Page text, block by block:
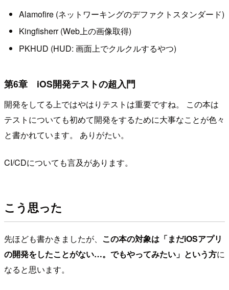
Alamofire (ネットワーキングのデファクトスタンダード)
Kingfisherr (Web上の画像取得)
PKHUD (HUD: 画面上でクルクルするやつ)
第6章 iOS開発テストの超入門
開発をしてる上ではやはりテストは重要ですね。 この本は
テストについても初めて開発をするために大事なことが色々
と書かれています。 ありがたい。
CI/CDについても言及があります。
こう思った
先ほども書かきましたが、 この本の対象は「まだiOSアプリ
の開発をしたことがない…。でもやってみたい」という方に
なると思います。